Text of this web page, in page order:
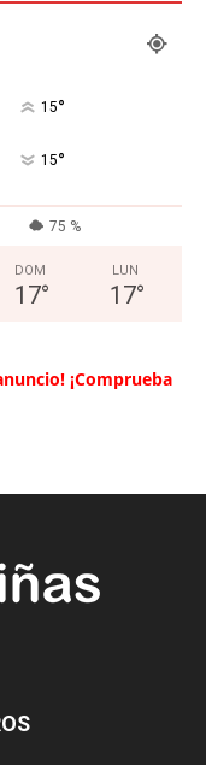
15°
15°
75 %
DOM
17°
LUN
17°
¡Comprueba